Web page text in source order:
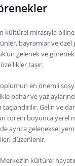
kültürel mirasıyla
bayramlar ve
gelenek ve
taşır.
en önemli
bahar ve yaz
Gelin ve
töreni boyunca yerel
ayrıca geleneksel
düzenlenir.
kültürel